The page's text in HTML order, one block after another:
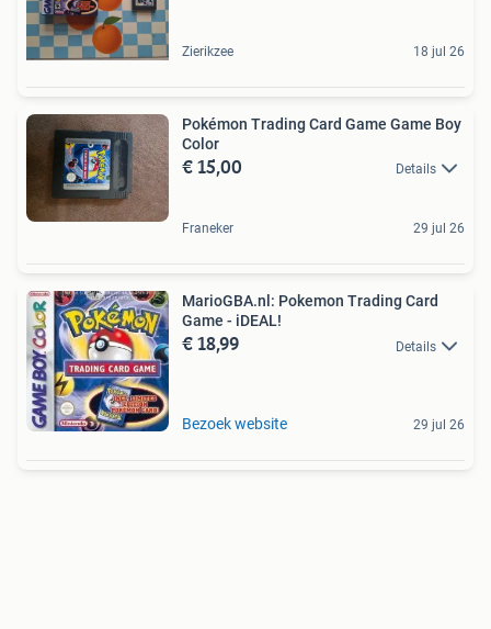
Zierikzee 18 jul 26
Pokémon Trading Card Game Game Boy
Color
€ 15,00 Details
Franeker 29 jul 26
MarioGBA.nl: Pokemon Trading Card
Game - iDEAL!
€ 18,99 Details
Bezoek website 29 jul 26